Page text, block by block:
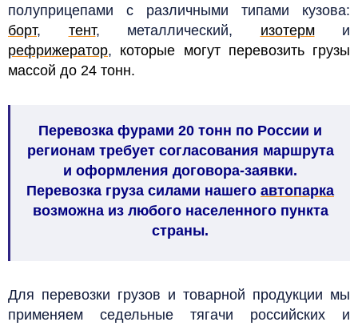
полуприцепами с различными типами кузова:
борт, тент, металлический, изотерми
рефрижератор, которые могут перевозить грузы
массой до 24 тонн.
Перевозка фурами 20 тонн по России и
регионам требует согласования маршрута
и оформления договора-заявки.
Перевозка груза силами нашего автопарка
возможна из любого населенного пункта
страны.
Для перевозки грузов и товарной продукции мы
применяем седельные тягачи российских и